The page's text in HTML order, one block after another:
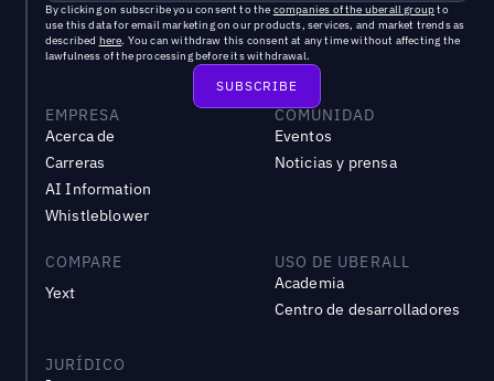
By clicking on subscribe you consent to the companies of the uberall groupto
use this data for email marketing on our products, services, and market trends as
described here. You can withdraw this consent at any time without affecting the
lawfulness of the processing before its withdrawal.
EMPRESA
Acerca de
Carreras
AI Information
Whistleblower
COMUNIDAD
Eventos
Noticias y prensa
COMPARE
Yext
USO DE UBERALL
Academia
Centro de desarrolladores
JURÍDICO